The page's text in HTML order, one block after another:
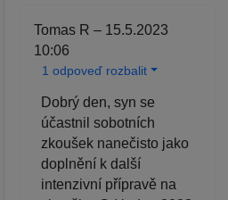
Tomas R – 15.5.2023
10:06
1 odpoveď rozbalit
Dobrý den, syn se
účastnil sobotních
zkoušek nanečisto jako
doplnění k další
intenzivní přípravě na